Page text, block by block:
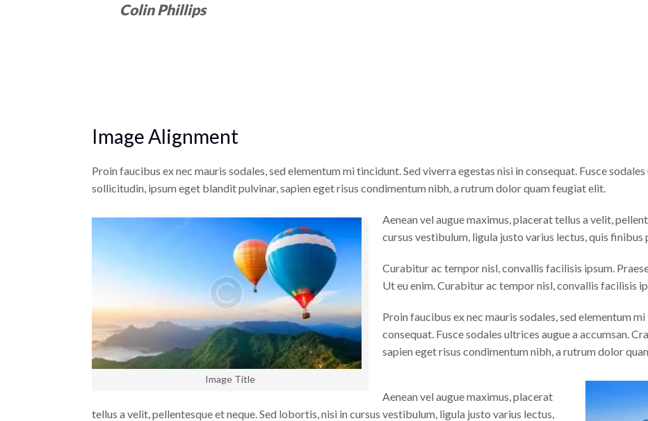
Colin Phillips
Image Alignment
Proin faucibus ex nec mauris sodales, sed elementum mi tincidunt. Sed viverra egestas nisi in consequat. Fusce
sollicitudin, ipsum eget blandit pulvinar, sapien eget risus condimentum nibh, a rutrum dolor quam feugiat elit.
Image Title
Aenean vel augue maximus, placerat tellus a velit,
cursus vestibulum, ligula justo varius lectus, quis finibus
Curabitur ac tempor nisl, convallis facilisis ipsum.
Ut eu enim. Curabitur ac tempor nisl, convallis facilisis
Proin faucibus ex nec mauris sodales, sed elementum
consequat. Fusce sodales ultrices augue a accumsan.
sapien eget risus condimentum nibh, a rutrum dolor
Aenean vel augue maximus, placerat
tellus a velit, pellentesque et neque. Sed lobortis, nisi in cursus vestibulum, ligula justo varius lectus,